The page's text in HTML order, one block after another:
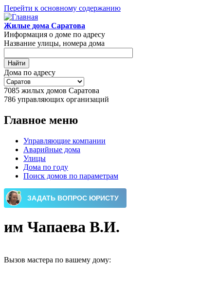
Перейти к основному содержанию
Жилые дома Саратова
Информация о доме по адресу
Название улицы, номера дома
Дома по адресу
7085 жилых домов Саратова
786 управляющих организаций
Главное меню
Управляющие компании
Аварийные дома
Улицы
Дома по году
Поиск домов по параметрам
им Чапаева В.И.
Вызов мастера по вашему дому: